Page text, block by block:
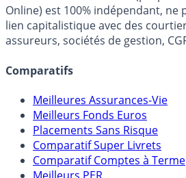
fiscalité et les opportunités de
FranceTransactions.com
Online) est 100% indépendant, ne
assureurs, sociétés de gestion,
Comparatifs
Meilleures Assurances-Vie
Meilleurs Fonds Euros
Placements Sans Risque
Comparatif Super Livrets